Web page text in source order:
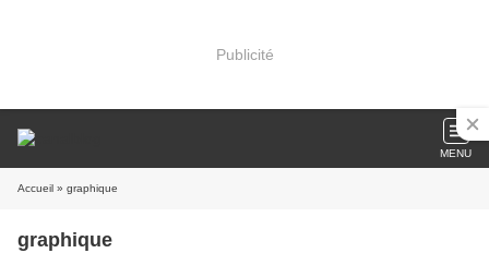
Publicité
MENU
Accueil » graphique
graphique